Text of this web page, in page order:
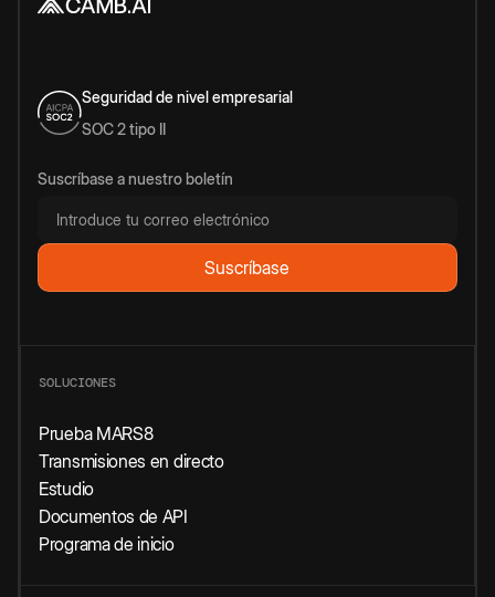
Seguridad de nivel empresarial
SOC 2 tipo II
Suscríbase a nuestro boletín
SOLUCIONES
Prueba MARS8
Transmisiones en directo
Estudio
Documentos de API
Programa de inicio